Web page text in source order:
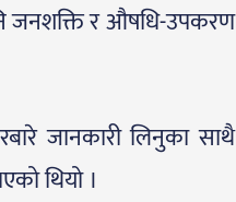
जनशक्ति र औषधि-उपकरण
जानकारी लिनुका साथै
थियो ।